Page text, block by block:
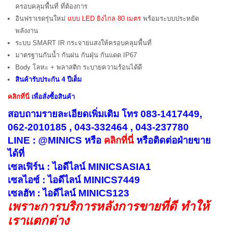
ครอบคลุมพื้นที่ ที่ต้องการ
อินฟราเรดรุ่นใหม่ แบบ LED ยิงไกล 80 เมตร พร้อมระบบประหยัด
พลังงาน
ระบบ SMART IR กระจายแสงให้ครอบคลุมพื้นที่
มาตรฐานกันน้ำ กันฝน กันฝุ่น กันแดด IP67
Body โลหะ + พลาสติก ระบายความร้อนได้ดี
สินค้ารับประกัน 4 ปีเต็ม
คลิกที่นี่ เพื่อสั่งซื้อสินค้า
สอบถามรายละเอียดเพิ่มเติม โทร 083-1417449,
062-2010185 , 043-332464 , 043-237780
LINE : @MINICS หรือ คลิกที่นี่ หรือติดต่อฝ่ายขาย
ได้ที่
เซลเฟิร์น : ไอดีไลน์ MINICSASIA1
เซลไอซ์ : ไอดีไลน์ MINICS7449
เซลฮัท : ไอดีไลน์ MINICS123
เพราะการบริการหลังการขายที่ดี ทำให้
เราแตกต่าง